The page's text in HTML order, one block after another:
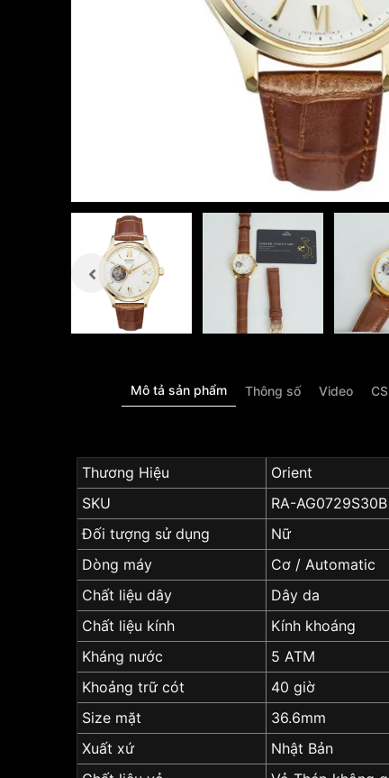
Mô tả sản phẩm Thông số Video
Thương Hiệu
Orient
SKU
RA-AG0729S30B
Đối tượng sử dụng
Nữ
Dòng máy
Cơ / Automatic
Chất liệu dây
Dây da
Chất liệu kính
Kính khoáng
Kháng nước
5 ATM
Khoảng trữ cót
40 giờ
Size mặt
36.6mm
Xuất xứ
Nhật Bản